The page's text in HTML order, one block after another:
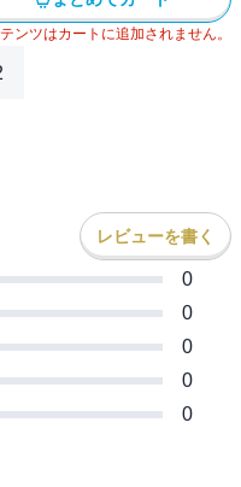
ンツはカートに追加されません。
レビューを書く
0
0
0
0
0